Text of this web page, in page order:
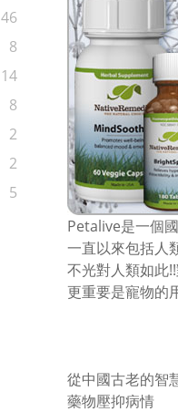
46
8
14
8
2
2
5
Petalive是一個
一直以來包括人
不光對人類如此
更重要是寵物的
從中國古老的智
藥物壓抑病情